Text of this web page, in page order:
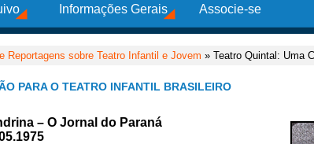
Informações Gerais Associe-se
Reportagens sobre Teatro Infantil e Jovem » Teatro Quintal: Uma
PARA O TEATRO INFANTIL BRASILEIRO
– O Jornal do Paraná